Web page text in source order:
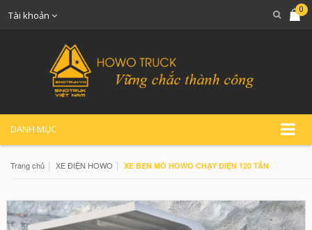
Tài khoản
0
DANH MỤC
Trang chủ | XE ĐIỆN HOWO | XE BEN MỎ HOWO CHẠY ĐIỆN 120 TẤN